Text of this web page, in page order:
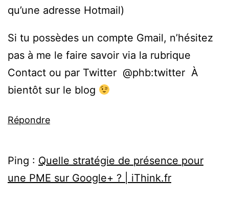
qu’une adresse Hotmail)
Si tu possèdes un compte Gmail, n’hésitez
pas à me le faire savoir via la rubrique
Contact ou par Twitter @phb:twitter À
bientôt sur le blog
Répondre
Ping : Quelle stratégie de présence pour
une PME sur Google+ ? | iThink.fr